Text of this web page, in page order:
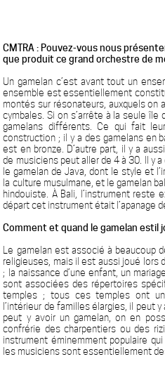
CMTRA : Pouvez-vous nous
que produit ce grand orchestre de
Un gamelan c’est avant tout un
ensemble est essentiellement
montés sur résonateurs, auxquels on
cymbales. Si on s’arrête à la seule
gamelans différents. Ce qui fait
construction ; il y a des gamelans en
est en bronze. D’autre part, il y a
de musiciens peut aller de 4 à 30. Il y
le gamelan de Java, dont le style et
la culture musulmane, et le gamelan
hindouiste. À Bali, l’instrument reste
départ cet instrument était l’apanage
Comment et quand le gamelan estil
Le gamelan est associé à beaucoup
religieuses, mais il est aussi joué lors
; la naissance d’une enfant, un
sont associées des répertoires
temples ; tous ces temples ont
l’intérieur de familles élargies, il peut y
peut y avoir un gamelan, on en
confrérie des charpentiers ou des
instrument éminemment populaire
les musiciens sont essentiellement